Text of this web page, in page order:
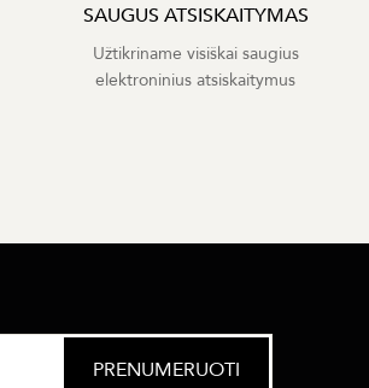
SAUGUS ATSISKAITYMAS
Užtikriname visiškai saugius
elektroninius atsiskaitymus